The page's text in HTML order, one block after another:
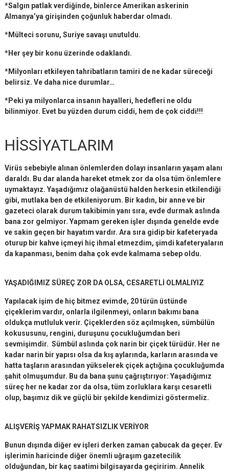
*Salgın patlak verdiğinde, binlerce Amerikan askerinin
Almanya’ya girişinden çoğunluk haberdar olmadı.
*Mülteci sorunu, Suriye savaşı unutuldu.
*Her şey bir konu üzerinde odaklandı.
*Milyonları etkileyen tahribatların tamiri de ne kadar süreceği
belirsiz. Ve daha nice durumlar…
*Peki ya milyonlarca insanın hayalleri, hedefleri ne oldu
bilinmiyor. Evet bu yüzden durum ciddi, hem de çok ciddi!!!
HİSSİYATLARIM
Virüs sebebiyle alınan önlemlerden dolayı insanların yaşam alanı
daraldı. Bu dar alanda hareket etmek zor da olsa tüm önlemlere
uymaktayız. Yaşadığımız olağanüstü halden herkesin etkilendiği
gibi, mutlaka ben de etkileniyorum. Bir kadın, bir anne ve bir
gazeteci olarak durum takibimin yanı sıra, evde durmak aslında
bana zor gelmiyor. Yapmam gereken işler dışında genelde evde
ve sakin geçen bir hayatım vardır. Ara sıra gidip bir kafeteryada
oturup bir kahve içmeyi hiç ihmal etmezdim, şimdi kafeteryaların
da kapanması, benim daha çok evde kalmama sebep oldu.
YAŞADIĞIMIZ SÜREÇ ZOR DA OLSA, CESARETLİ OLMALIYIZ
Yapılacak işim de hiç bitmez evimde, 20 türün üstünde
çiçeklerim vardır, onlarla ilgilenmeyi, onların bakımı bana
oldukça mutluluk verir. Çiçeklerden söz açılmışken, sümbülün
kokususunu, rengini, duruşunu çocukluğumdan beri
sevmişimdir. Sümbül aslında çok narin bir çiçek türüdür. Her ne
kadar narin bir yapısı olsa da kış aylarında, karların arasında ve
hatta taşların arasından yükselerek çiçek açtığına çocukluğumda
şahit olmuşumdur. Bu da bana şunu çağrıştırıyor: Yaşadığımız
süreç her ne kadar zor da olsa, tüm zorluklara karşı cesaretli
olup, başımız dik ve güçlü bir şekilde kendimizi göstermeliz.
ALIŞVERİŞ YAPMAK RAHATSIZLIK VERİYOR
Bunun dışında diğer ev işleri derken zaman çabucak da geçer. Ev
işlerimin haricinde diğer önemli uğraşım gazetecilik
olduğundan, bir kaç saatimi bilgisayarda geçiririm. Annelik